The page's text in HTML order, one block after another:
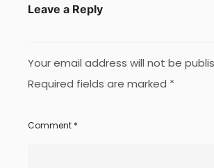
Leave a Reply
Your email address will not be
Required fields are marked *
Comment *